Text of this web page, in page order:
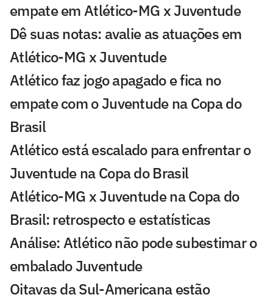
empate em Atlético-MG x Juventude
Dê suas notas: avalie as atuações em
Atlético-MG x Juventude
Atlético faz jogo apagado e fica no
empate com o Juventude na Copa do
Brasil
Atlético está escalado para enfrentar o
Juventude na Copa do Brasil
Atlético-MG x Juventude na Copa do
Brasil: retrospecto e estatísticas
Análise: Atlético não pode subestimar o
embalado Juventude
Oitavas da Sul-Americana estão